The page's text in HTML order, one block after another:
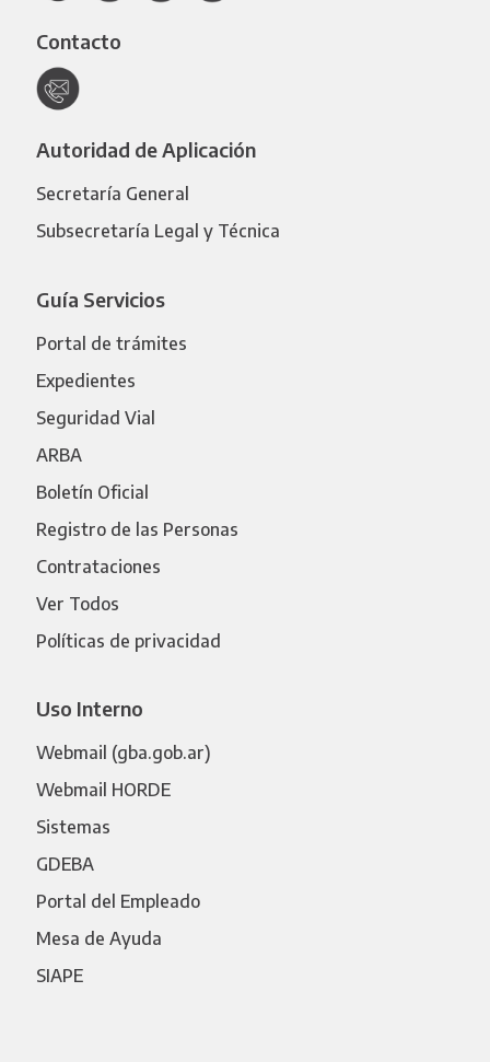
Contacto
Autoridad de Aplicación
Secretaría General
Subsecretaría Legal y Técnica
Guía Servicios
Portal de trámites
Expedientes
Seguridad Vial
ARBA
Boletín Oficial
Registro de las Personas
Contrataciones
Ver Todos
Políticas de privacidad
Uso Interno
Webmail (gba.gob.ar)
Webmail HORDE
Sistemas
GDEBA
Portal del Empleado
Mesa de Ayuda
SIAPE